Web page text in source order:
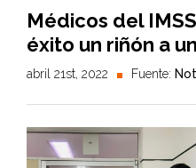
Médicos del
éxito un riñón a
abril 21st, 2022 Fuente: